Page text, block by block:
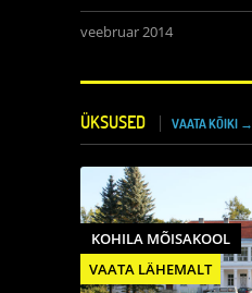
veebruar 2014
ÜKSUSED VAATA KÕIKI →
KOHILA MÕISAKOOL
VAATA LÄHEMALT